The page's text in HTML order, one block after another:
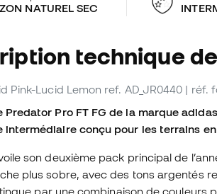
NATUREL SEC
technique
Pink-Lucid Lemon ref. AD_JR0440 | réf.
Predator Pro FT FG de la marque
intermédiaire conçu pour les terrains
son deuxième pack principal de
plus sobre, avec des tons argentés
par une combinaison de couleurs